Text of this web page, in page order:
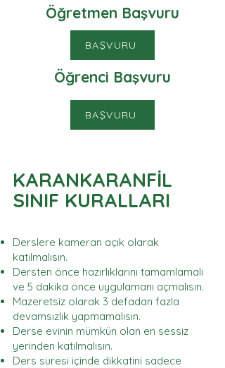
Öğretmen Başvuru
BAŞVURU
Öğrenci Başvuru
BAŞVURU
KARANKARANFİL
SINIF KURALLARI
Derslere kameran açık olarak
katılmalısın.
Dersten önce hazırlıklarını tamamlamalı
ve 5 dakika önce uygulamanı açmalısın.
Mazeretsiz olarak 3 defadan fazla
devamsızlık yapmamalısın.
Derse evinin mümkün olan en sessiz
yerinden katılmalısın.
Ders süresi içinde dikkatini sadece